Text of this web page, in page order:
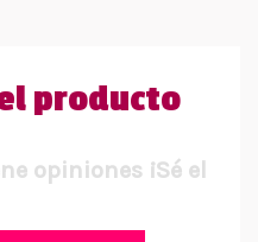
producto
opiniones ¡Sé el